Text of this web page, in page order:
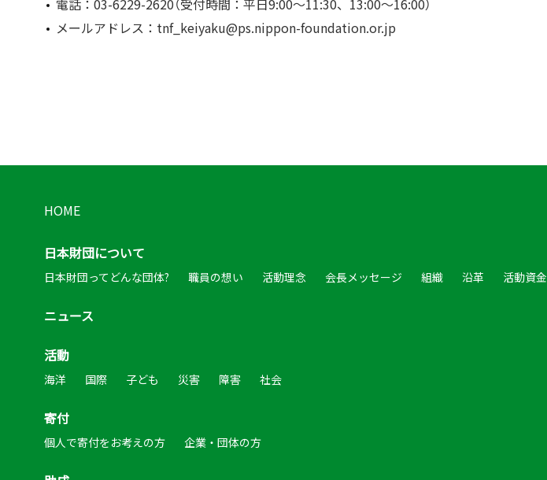
電話：03-6229-2620（受付時間：平日9:00～11:30、13:00～16:00）
メールアドレス：tnf_keiyaku@ps.nippon-foundation.or.jp
HOME
日本財団について
日本財団ってどんな団体? 職員の想い 活動理念 会長メッセージ 組織 沿革 活動資金
ニュース
活動
海洋 国際 子ども 災害 障害 社会
寄付
個人で寄付をお考えの方 企業・団体の方